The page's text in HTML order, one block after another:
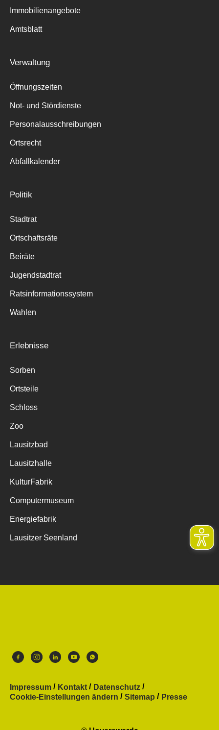
Immobilienangebote
Amtsblatt
Verwaltung
Öffnungszeiten
Not- und Stördienste
Personalausschreibungen
Ortsrecht
Abfallkalender
Politik
Stadtrat
Ortschaftsräte
Beiräte
Jugendstadtrat
Ratsinformationssystem
Wahlen
Erlebnisse
Sorben
Ortsteile
Schloss
Zoo
Lausitzbad
Lausitzhalle
KulturFabrik
Computermuseum
Energiefabrik
Lausitzer Seenland
Impressum Kontakt
Datenschutz
Cookie-Einstellungen ändern
Sitemap Presse